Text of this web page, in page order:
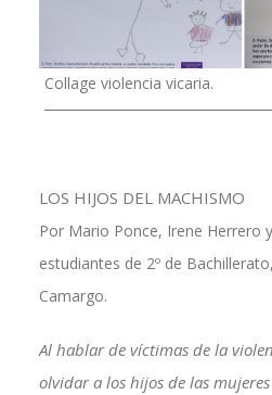
Collage violencia vicaria.
LOS HIJOS DEL MACHISMO
Por Mario Ponce, Irene Herrero
estudiantes de 2º de
Camargo.
Al hablar de víctimas de la
olvidar a los hijos de las